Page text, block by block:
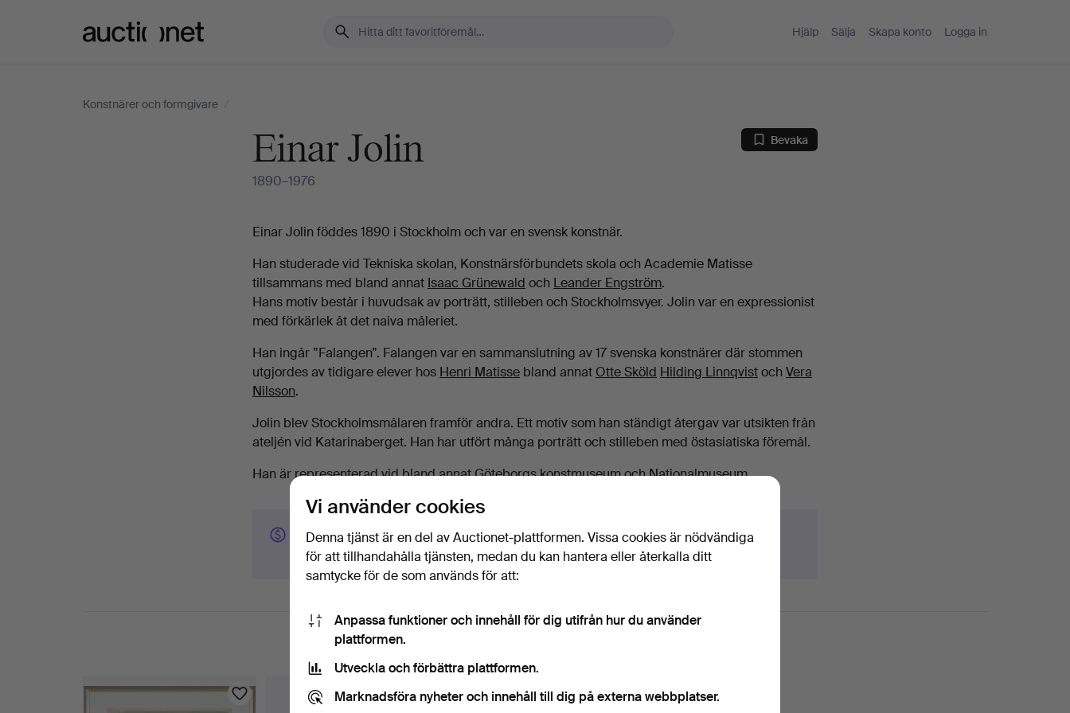
Hjälp Sälja Skapa konto Logga in
Konstnärer och formgivare /
Einar Jolin
1890–1976
Bevaka
Einar Jolin föddes 1890 i Stockholm och var en svensk konstnär.
Han studerade vid Tekniska skolan, Konstnärsförbundets skola och Academie Matisse
tillsammans med bland annat Isaac Grünewald och Leander Engström.
Hans motiv består i huvudsak av porträtt, stilleben och Stockholmsvyer. Jolin var en expressionist
med förkärlek åt det naiva måleriet.
Han ingår ”Falangen”. Falangen var en sammanslutning av 17 svenska konstnärer där stommen
utgjordes av tidigare elever hos Henri Matisse bland annat Otte Sköld Hilding Linnqvistoch Vera
Nilsson.
Jolin blev Stockholmsmålaren framför andra. Ett motiv som han ständigt återgav var utsikten från
ateljén vid Katarinaberget. Han har utfört många porträtt och stilleben med östasiatiska föremål.
Han är representerad vid bland annat Göteborgs konstmuseum och Nationalmuseum.
Har du ett föremål av Einar Jolin hemma?
Kontakta oss för att få en aktuell värdering helt gratis.
Vi använder cookies
Denna tjänst är en del av Auctionet-plattformen. Vissa cookies är nödvändiga
för att tillhandahålla tjänsten, medan du kan hantera eller återkalla ditt
samtycke för de som används för att:
Anpassa funktioner och innehåll för dig utifrån hur du använder
plattformen.
Utveckla och förbättra plattformen.
Marknadsföra nyheter och innehåll till dig på externa webbplatser.